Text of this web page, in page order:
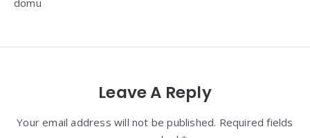
Leave A Reply
Your email address will not be published. Required fields